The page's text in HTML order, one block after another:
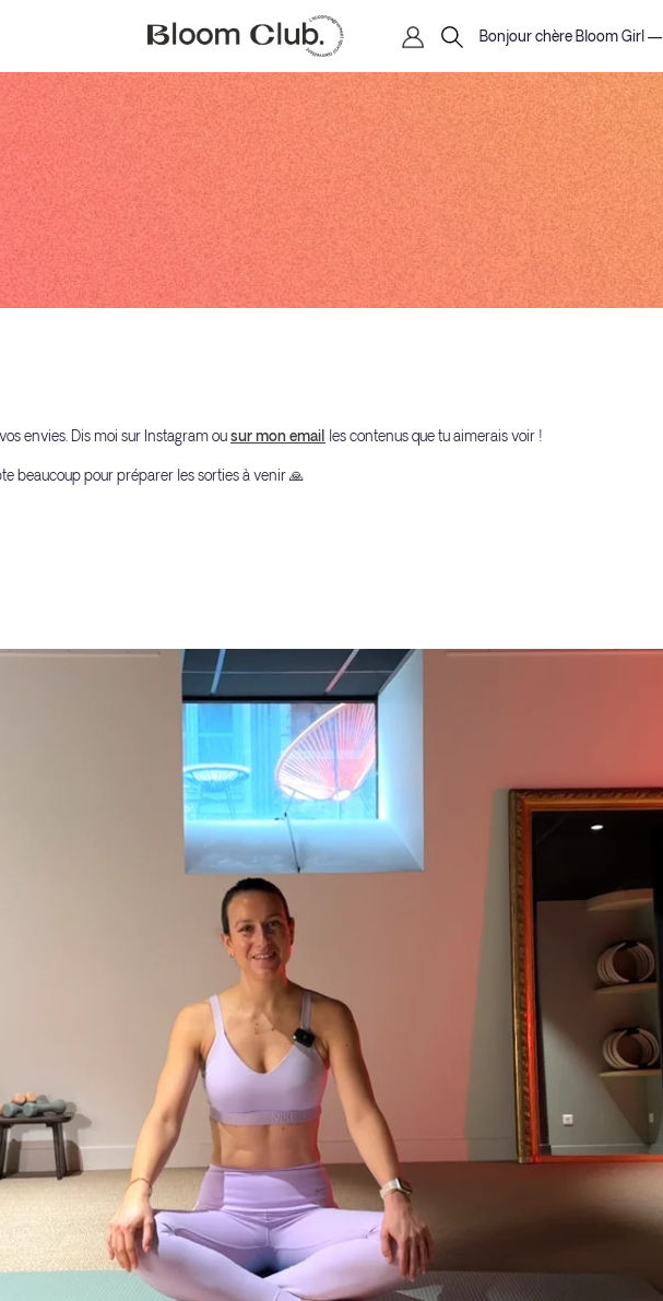
Bonjourchère Bloom Girl—
envies. Dis moi sur Instagram ousur mon email les contenus que tu aimerais voir !
beaucoup pour préparer les sorties à venir 🙏